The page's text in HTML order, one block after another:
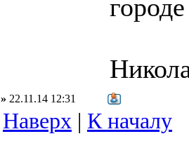
» 22.11.14 12:31
Наверх | К началу